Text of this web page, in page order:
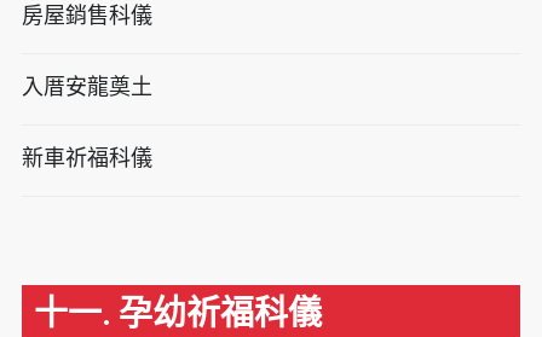
房屋銷售科儀
入厝安龍奠土
新車祈福科儀
十一. 孕幼祈福科儀